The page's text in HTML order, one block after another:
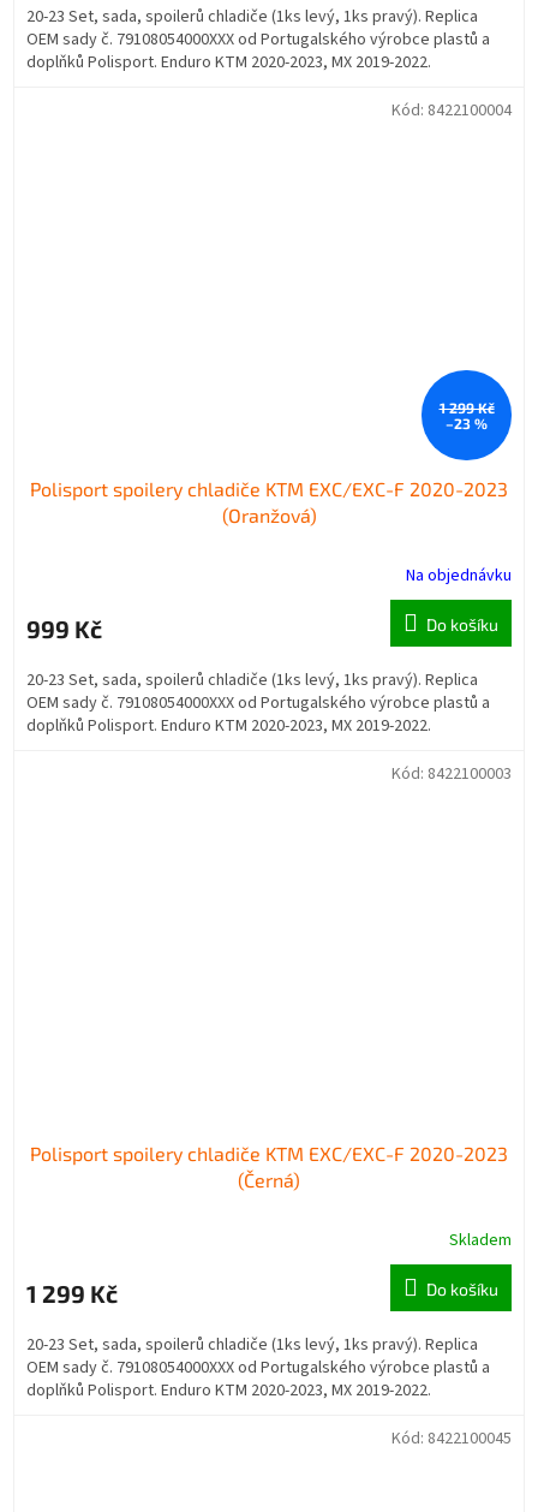
20-23 Set, sada, spoilerů chladiče (1ks levý, 1ks pravý). Replica
OEM sady č. 79108054000XXX od Portugalského výrobce plastů a
doplňků Polisport. Enduro KTM 2020-2023, MX 2019-2022.
1 299 Kč
–23 %
Polisport spoilery chladiče KTM EXC/EXC-F 2020-2023
(Oranžová)
Na objednávku
999 Kč Do košíku
20-23 Set, sada, spoilerů chladiče (1ks levý, 1ks pravý). Replica
OEM sady č. 79108054000XXX od Portugalského výrobce plastů a
doplňků Polisport. Enduro KTM 2020-2023, MX 2019-2022.
Kód: 8422100004
Polisport spoilery chladiče KTM EXC/EXC-F 2020-2023
(Černá)
Skladem
1 299 Kč Do košíku
20-23 Set, sada, spoilerů chladiče (1ks levý, 1ks pravý). Replica
OEM sady č. 79108054000XXX od Portugalského výrobce plastů a
doplňků Polisport. Enduro KTM 2020-2023, MX 2019-2022.
Kód: 8422100003
Kód: 8422100045